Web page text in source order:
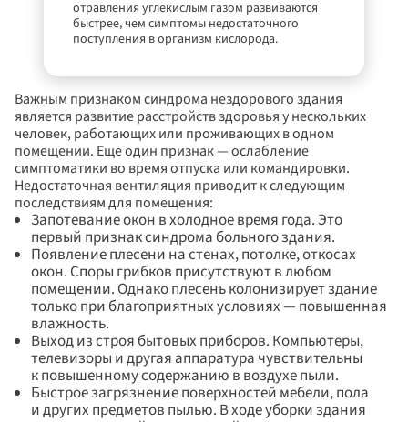
отравления углекислым газом развиваются
быстрее, чем симптомы недостаточного
поступления в организм кислорода.
Важным признаком синдрома нездорового здания
является развитие расстройств здоровья у нескольких
человек, работающих или проживающих в одном
помещении. Еще один признак — ослабление
симптоматики во время отпуска или командировки.
Недостаточная вентиляция приводит к следующим
последствиям для помещения:
Запотевание окон в холодное время года. Это
первый признак синдрома больного здания.
Появление плесени на стенах, потолке, откосах
окон. Споры грибков присутствуют в любом
помещении. Однако плесень колонизирует здание
только при благоприятных условиях — повышенная
влажность.
Выход из строя бытовых приборов. Компьютеры,
телевизоры и другая аппаратура чувствительны
к повышенному содержанию в воздухе пыли.
Быстрое загрязнение поверхностей мебели, пола
и других предметов пылью. В ходе уборки здания